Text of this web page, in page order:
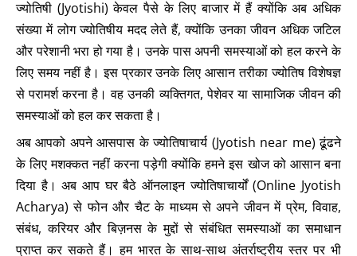
ज्योतिषी (Jyotishi) केवल पैसे के लिए बाजार में हैं क्योंकि अब अधिक
संख्या में लोग ज्योतिषीय मदद लेते हैं, क्योंकि उनका जीवन अधिक जटिल
और परेशानी भरा हो गया है। उनके पास अपनी समस्याओं को हल करने के
लिए समय नहीं है। इस प्रकार उनके लिए आसान तरीका ज्योतिष विशेषज्ञ
से परामर्श करना है। वह उनकी व्यक्तिगत, पेशेवर या सामाजिक जीवन की
समस्याओं को हल कर सकता है।
अब आपको अपने आसपास के ज्योतिषाचार्य (Jyotish near me) ढूंढने
के लिए मशक्कत नहीं करना पड़ेगी क्योंकि हमने इस खोज को आसान बना
दिया है। अब आप घर बैठे ऑनलाइन ज्योतिषाचार्यों (Online Jyotish
Acharya) से फोन और चैट के माध्यम से अपने जीवन में प्रेम, विवाह,
संबंध, करियर और बिज़नस के मुद्दों से संबंधित समस्याओं का समाधान
प्राप्त कर सकते हैं। हम भारत के साथ-साथ अंतर्राष्ट्रीय स्तर पर भी